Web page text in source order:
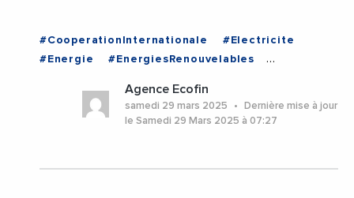
#CooperationInternationale
#Electricite
#Energie
#EnergiesRenouvelables
#Sonelgaz
#TransitionEnergetique
#ALGERIE
#LIBYE #TUNISIE
Agence Ecofin
samedi 29 mars 2025
Dernière mise à jour
le Samedi 29 Mars 2025 à 07:27